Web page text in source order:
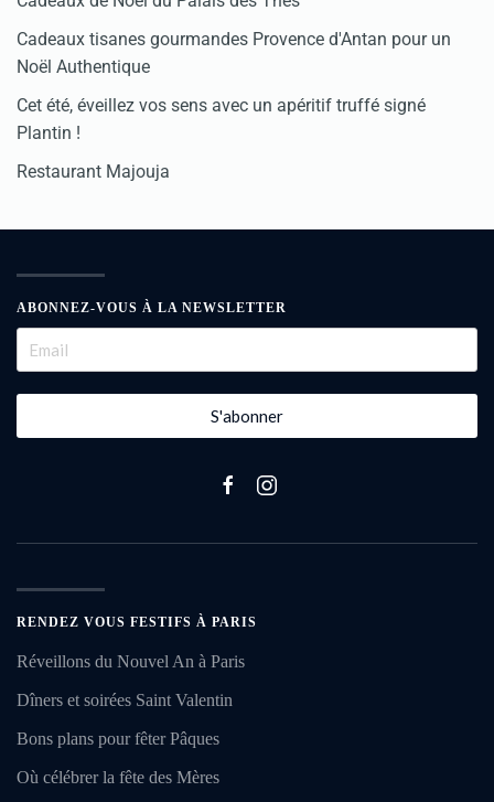
Cadeaux tisanes gourmandes Provence d'Antan pour un
Noël Authentique
Cet été, éveillez vos sens avec un apéritif truffé signé
Plantin !
Restaurant Majouja
ABONNEZ-VOUS À LA NEWSLETTER
S'abonner
RENDEZ VOUS FESTIFS À PARIS
Réveillons du Nouvel An à Paris
Dîners et soirées Saint Valentin
Bons plans pour fêter Pâques
Où célébrer la fête des Mères